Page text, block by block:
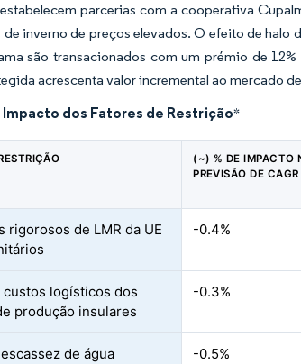
parcerias com a cooperativa
inverno de preços elevados. O efeito de halo
são transacionados com um prémio de
acrescenta valor incremental ao mercado
Impacto dos Fatores de Restrição*
(~) % DE IMPACTO
PREVISÃO DE CAGR
rigorosos de LMR da UE
-0.4%
custos logísticos dos
produção insulares
-0.3%
de água -0.5%